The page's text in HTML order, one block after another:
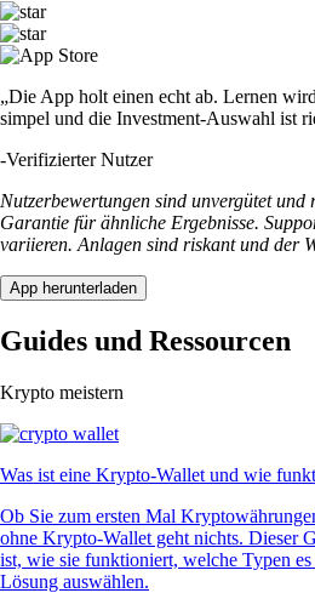
„Die App holt einen echt ab. Lernen
simpel und die Investment-Auswahl ist
-Verifizierter Nutzer
Nutzerbewertungen sind unvergütet
Garantie für ähnliche Ergebnisse.
variieren. Anlagen sind riskant und der
App herunterladen
Guides und Ressourcen
Krypto meistern
Was ist eine Krypto-Wallet und wie
Ob Sie zum ersten Mal
ohne Krypto-Wallet geht nichts. Dieser
ist, wie sie funktioniert, welche Typen
Lösung auswählen.